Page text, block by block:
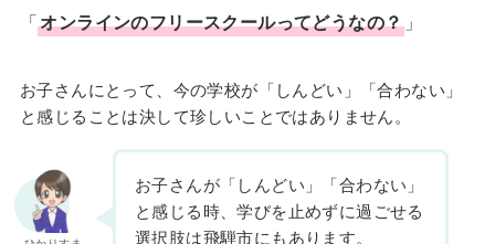
「オンラインのフリースクールってどうなの？ 」
お子さんにとって、今の学校が「しんどい」「合わない」
と感じることは決して珍しいことではありません。
お子さんが「しんどい」「合わない」
と感じる時、学びを止めずに過ごせる
選択肢は飛騨市にもあります。